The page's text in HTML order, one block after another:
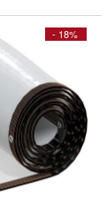
- 18%